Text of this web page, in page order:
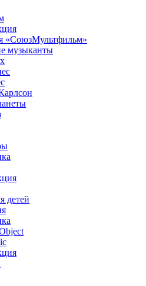
«СоюзМультфильм»
музыканты
детей